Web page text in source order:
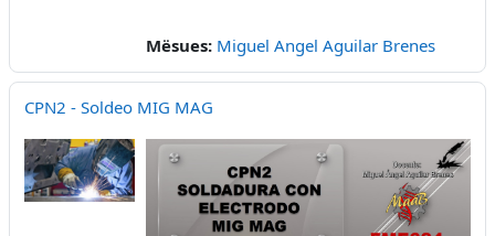
Mësues: Miguel Angel Aguilar Brenes
CPN2 - Soldeo MIG MAG